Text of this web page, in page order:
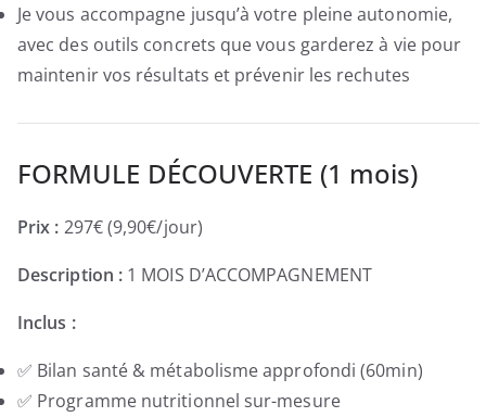
Je vous accompagne jusqu’à votre pleine autonomie,
avec des outils concrets que vous garderez à vie pour
maintenir vos résultats et prévenir les rechutes
FORMULE DÉCOUVERTE (1 mois)
Prix : 297€ (9,90€/jour)
Description : 1 MOIS D’ACCOMPAGNEMENT
Inclus :
✅ Bilan santé & métabolisme approfondi (60min)
✅ Programme nutritionnel sur-mesure